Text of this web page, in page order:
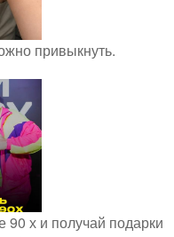
привыкнуть.
90 х и получай подарки